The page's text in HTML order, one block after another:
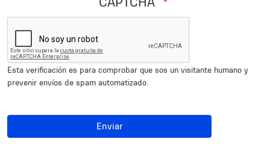
Esta verificación es para comprobar que sos un visitante humano y
prevenir envíos de spam automatizado.
Enviar